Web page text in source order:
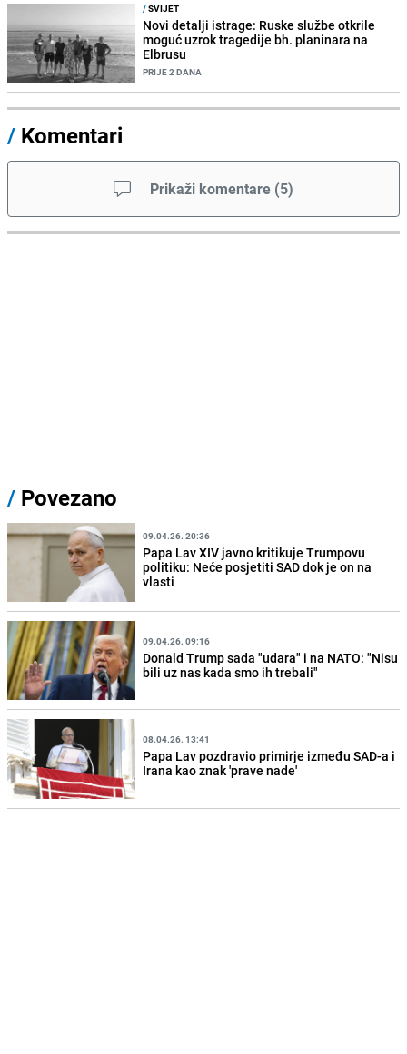
/SVIJET
Novi detalji istrage: Ruske službe otkrile
moguć uzrok tragedije bh. planinara na
Elbrusu
PRIJE 2 DANA
/ Komentari
Prikaži komentare (5)
/ Povezano
09.04.26. 20:36
Papa Lav XIV javno kritikuje Trumpovu
politiku: Neće posjetiti SAD dok je on na
vlasti
09.04.26. 09:16
Donald Trump sada "udara" i na NATO: "Nisu
bili uz nas kada smo ih trebali"
08.04.26. 13:41
Papa Lav pozdravio primirje između SAD-a i
Irana kao znak 'prave nade'